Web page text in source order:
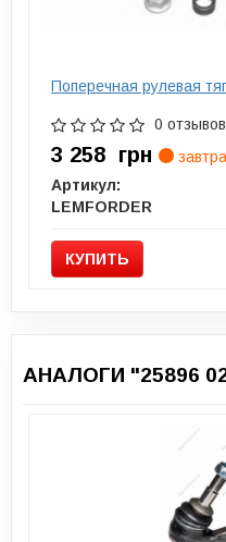
Поперечная рулевая
0 отзывов
3 258 грн
завтра
Артикул:
LEMFORDER
КУПИТЬ
АНАЛОГИ "25896